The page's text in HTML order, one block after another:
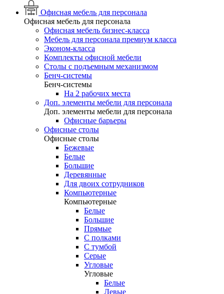
Офисная мебель для персонала
Офисная мебель для персонала
Офисная мебель бизнес-класса
Мебель для персонала премиум класса
Эконом-класса
Комплекты офисной мебели
Столы с подъемным механизмом
Бенч-системы
Бенч-системы
На 2 рабочих места
Доп. элементы мебели для персонала
Доп. элементы мебели для персонала
Офисные барьеры
Офисные столы
Офисные столы
Бежевые
Белые
Большие
Деревянные
Для двоих сотрудников
Компьютерные
Компьютерные
Белые
Большие
Прямые
С полками
С тумбой
Серые
Угловые
Угловые
Белые
Левые